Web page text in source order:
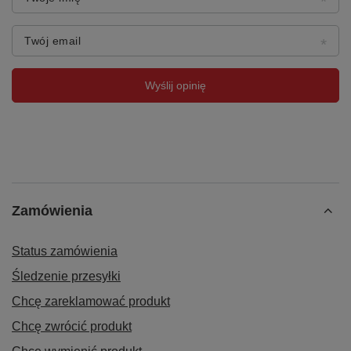
Twój email
Wyślij opinię
Zamówienia
Status zamówienia
Śledzenie przesyłki
Chcę zareklamować produkt
Chcę zwrócić produkt